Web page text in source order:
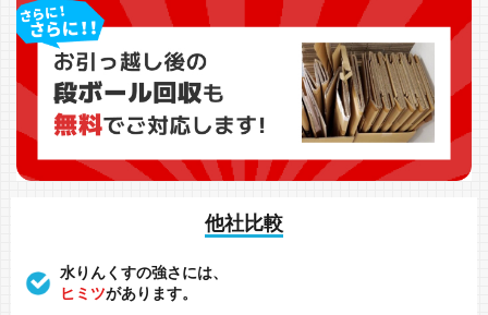
他社比較
水りんくすの強さには、
ヒミツがあります。